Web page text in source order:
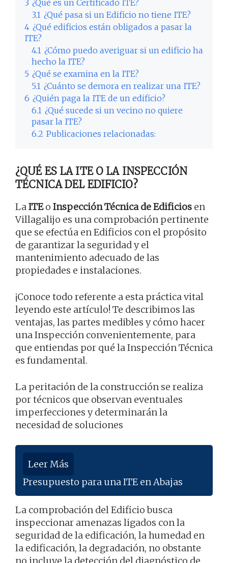
3 ¿Qué es un Certificado ITE?
3.1 ¿Qué pasa si un Edificio no tiene ITE?
4 ¿Qué edificios están obligados a pasar la
ITE?
4.1 ¿Cómo puedo averiguar si un edificio ha
hecho la ITE?
5 ¿Qué se examina en la ITE?
5.1 ¿Cuánto se demora en realizar una ITE?
6 ¿Quién paga la ITE de un edificio?
6.1 ¿Qué sucede si un vecino no quiere
pasar la ITE?
6.2 Publicaciones relacionadas:
¿QUÉ ES LA ITE O LA INSPECCIÓN
TÉCNICA DEL EDIFICIO?
La ITEo Inspección Técnica de Edificios en
Villagalijo es una comprobación pertinente
que se efectúa en Edificios con el propósito
de garantizar la seguridad y el
mantenimiento adecuado de las
propiedades e instalaciones.
¡Conoce todo referente a esta práctica vital
leyendo este artículo! Te describimos las
ventajas, las partes medibles y cómo hacer
una Inspección convenientemente, para
que entiendas por qué la Inspección Técnica
es fundamental.
La peritación de la construcción se realiza
por técnicos que observan eventuales
imperfecciones y determinarán la
necesidad de soluciones
Leer Más
Presupuesto para una ITE en Abajas
La comprobación del Edificio busca
inspeccionar amenazas ligados con la
seguridad de la edificación, la humedad en
la edificación, la degradación, no obstante
no incluye la detección del diagnóstico de